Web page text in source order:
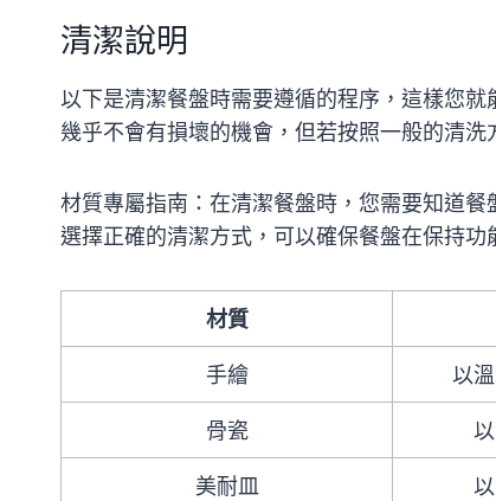
清潔說明
以下是清潔餐盤時需要遵循的程序，這樣您
幾乎不會有損壞的機會，但若按照一般的清
材質專屬指南：在清潔餐盤時，您需要知道
選擇正確的清潔方式，可以確保餐盤在保持功
材質
手繪
以
骨瓷
美耐皿